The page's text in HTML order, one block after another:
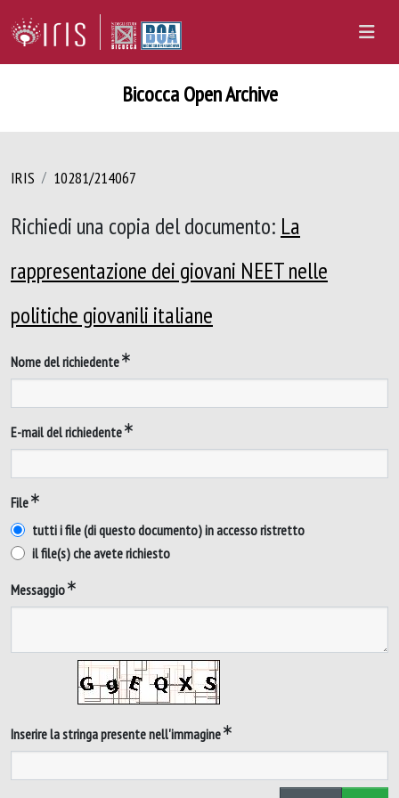
Bicocca Open Archive
IRIS 10281/214067
Richiedi una copia del documento: La
rappresentazione dei giovani NEET nelle
politiche giovanili italiane
Nome del richiedente
E-mail del richiedente
File
tutti i file (di questo documento) in accesso ristretto
il file(s) che avete richiesto
Messaggio
Inserire la stringa presente nell'immagine